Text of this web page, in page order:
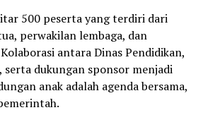
500 peserta yang terdiri dari
perwakilan lembaga, dan
antara Dinas Pendidikan,
serta dukungan sponsor menjadi
anak adalah agenda bersama,